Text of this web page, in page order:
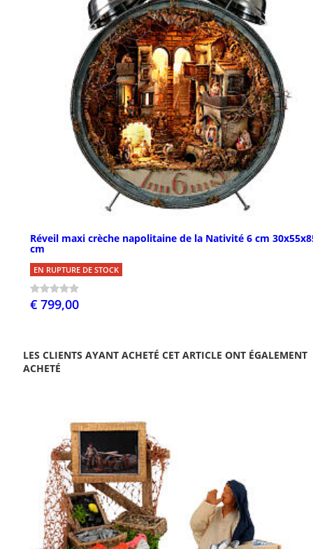
Réveil maxi crèche napolitaine de la Nativité 6 cm
cm
EN RUPTURE DE STOCK
€ 799,00
LES CLIENTS AYANT ACHETÉ CET ARTICLE ONT ÉGALEMENT
ACHETÉ